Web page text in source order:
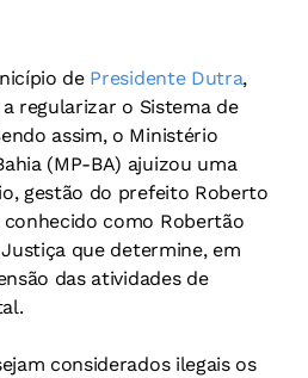
de Presidente Dutra,
regularizar o Sistema de
assim, o Ministério
(MP-BA) ajuizou uma
gestão do prefeito Roberto
conhecido como Robertão
que determine, em
das atividades de
considerados ilegais os